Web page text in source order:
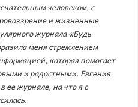
человеком, с
и жизненные
журнала «Будь
меня стремлением
которая помогает
и радостными. Евгения
ее журнале, на что я с